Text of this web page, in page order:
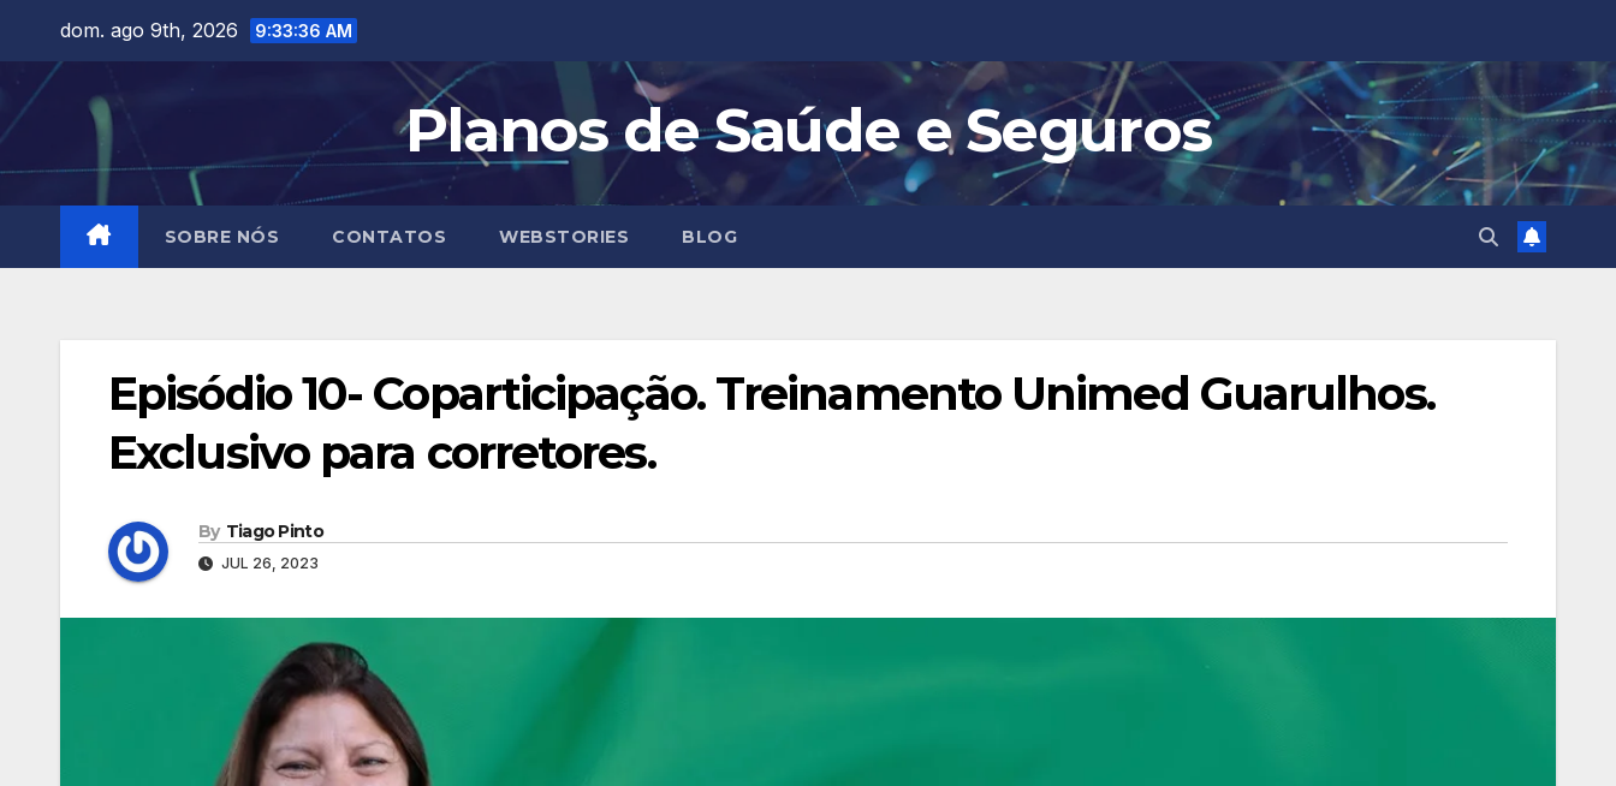
content
dom. ago 9th, 2026 9:33:37 AM
Planos de Saúde e Seguros
SOBRE NÓS CONTATOS WEBSTORIES BLOG
Episódio 10- Coparticipação. Treinamento Unimed Guarulhos.
Exclusivo para corretores.
By Tiago Pinto
JUL 26, 2023